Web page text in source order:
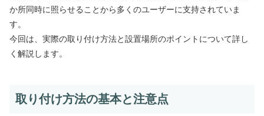
か所同時に照らせることから多くのユーザーに支持されていま
す。
今回は、実際の取り付け方法と設置場所のポイントについて詳し
く解説します。
取り付け方法の基本と注意点